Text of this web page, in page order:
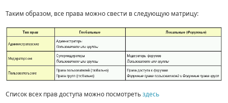
Таким образом, все права можно свести в следующую матрицу:
Список всех прав доступа можно посмотретьздесь